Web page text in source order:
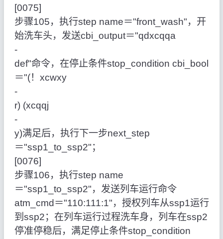
[0075]
步骤105，执行step name＝"front_wash"，开
始洗车头，发送cbi_output＝"qdxcqqa
‑
def"命令，在停止条件stop_condition cbi_bool
＝"(！xcwxy
‑
r) (xcqqj
‑
y)满足后，执行下一步next_step
＝"ssp1_to_ssp2"；
[0076]
步骤106，执行step name
＝"ssp1_to_ssp2"，发送列车运行命令
atm_cmd＝"110:111:1"，授权列车从ssp1运行
到ssp2；在列车运行过程洗车身，列车在ssp2
停准停稳后，满足停止条件stop_condition